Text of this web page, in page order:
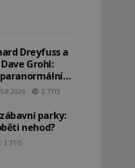
Dreyfuss a
Grohl:
5.8.2026 2.7TIS
parky:
nehod?
3.3TIS